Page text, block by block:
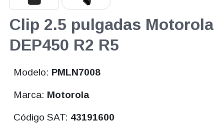
Clip 2.5 pulgadas Motorola
DEP450 R2 R5
Modelo: PMLN7008
Marca: Motorola
Código SAT: 43191600